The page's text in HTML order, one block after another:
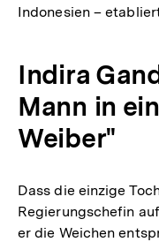
Indonesien –
Indira
Mann in
Weiber"
Dass die einzige
Regierungschefin
er die Weichen